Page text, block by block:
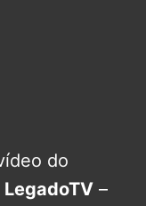
do
LegadoTV –